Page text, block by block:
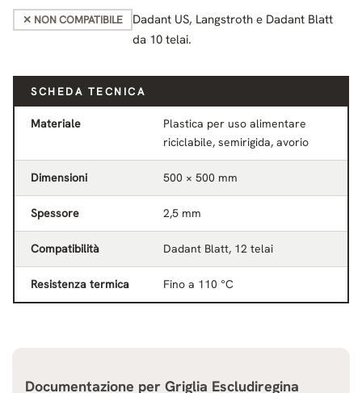
✕ NON COMPATIBILE
Dadant US, Langstroth e Dadant Blatt
da 10 telai.
SCHEDA TECNICA
Materiale
Plastica per uso alimentare
riciclabile, semirigida, avorio
Dimensioni 500 × 500 mm
Spessore 2,5 mm
Compatibilità Dadant Blatt, 12 telai
Resistenza termica Fino a 110 °C
Documentazione per Griglia Escludiregina